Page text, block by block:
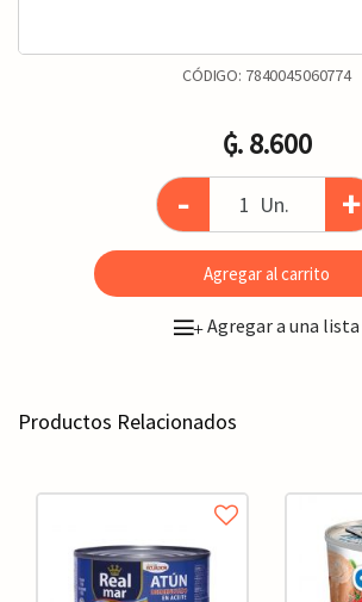
CÓDIGO: 7840045060774
₲. 8.600
- Un. +
Agregar al carrito
+Agregar a una lista
Productos Relacionados